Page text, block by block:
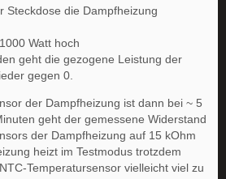
Steckdose die Dampfheizung
Watt hoch
geht die gezogene Leistung der
gegen 0.
der Dampfheizung ist dann bei ~ 5
geht der gemessene Widerstand
der Dampfheizung auf 15 kOhm
heizt im Testmodus trotzdem
Temperatursensor vielleicht viel zu